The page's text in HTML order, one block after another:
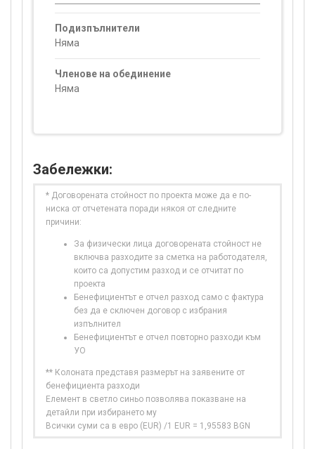
Подизпълнители
Няма
Членове на обединение
Няма
Забележки:
* Договорената стойност по проекта може да е по-
ниска от отчетената поради някоя от следните
причини:
За физически лица договорената стойност не
включва разходите за сметка на работодателя,
които са допустим разход и се отчитат по
проекта
Бенефициентът е отчел разход само с фактура
без да е сключен договор с избрания
изпълнител
Бенефициентът е отчел повторно разходи към
УО
** Колоната представя размерът на заявените от
бенефициента разходи
Елемент в светло синьо позволява показване на
детайли при избирането му
Всички суми са в евро (EUR) /1 EUR = 1,95583 BGN